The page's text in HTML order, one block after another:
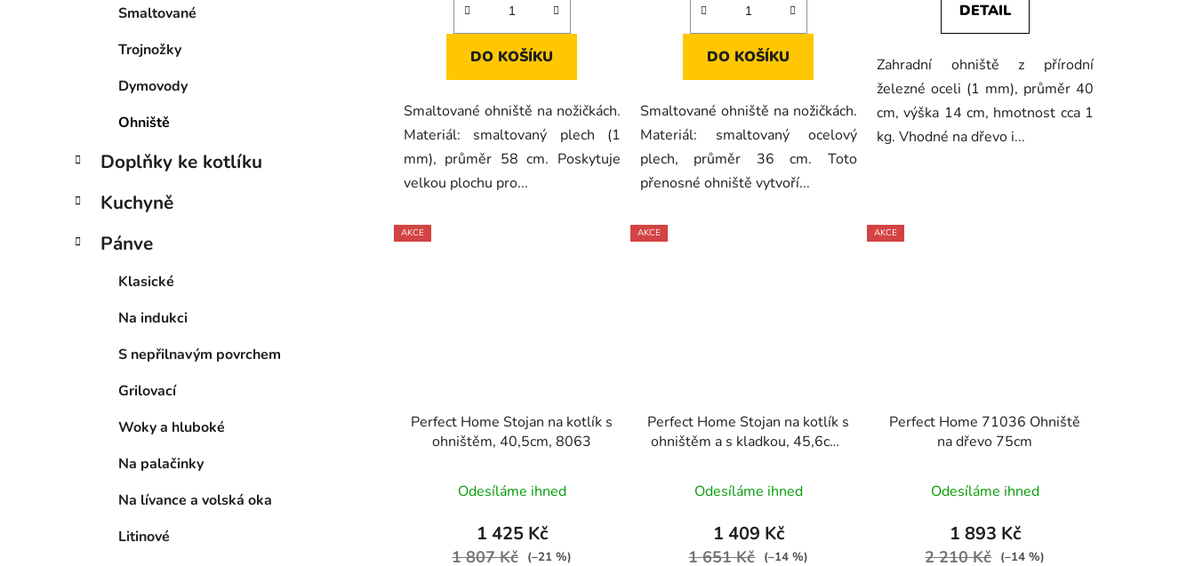
Smaltované
Trojnožky
Dymovody
Ohniště
Doplňky ke kotlíku
Kuchyně
Pánve
Klasické
Na indukci
S nepřilnavým povrchem
Grilovací
Woky a hluboké
Na palačinky
Na lívance a volská oka
Litinové
DO KOŠÍKU
Smaltované ohniště na nožičkách.
Materiál: smaltovaný plech (1
mm), průměr 58 cm. Poskytuje
velkou plochu pro...
DO KOŠÍKU
Smaltované ohniště na nožičkách.
Materiál: smaltovaný ocelový
plech, průměr 36 cm. Toto
přenosné ohniště vytvoří...
DETAIL
Zahradní ohniště z přírodní
železné oceli (1 mm), průměr 40
cm, výška 14 cm, hmotnost cca 1
kg. Vhodné na dřevo i...
AKCE
Perfect Home Stojan na kotlík s
ohništěm, 40,5cm, 8063
Odesíláme ihned
1 425 Kč
1 807 Kč (–21 %)
AKCE
Perfect Home Stojan na kotlík s
ohništěm a s kladkou, 45,6cm,
Odesíláme ihned
1 409 Kč
1 651 Kč (–14 %)
AKCE
Perfect Home 71036 Ohniště
na dřevo 75cm
Odesíláme ihned
1 893 Kč
2 210 Kč (–14 %)